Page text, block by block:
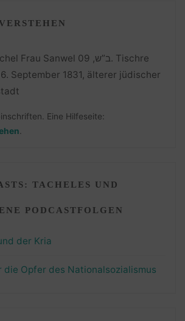
Eine Hilfeseite:
TACHELES UND
PODCASTFOLGEN
der Kria
die Opfer des Nationalsozialismus